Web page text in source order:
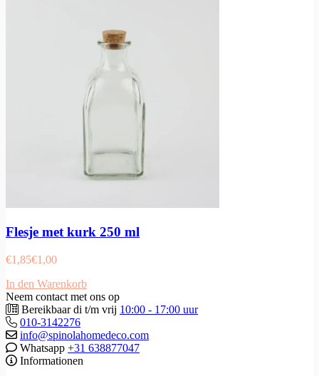
Flesje met kurk 250 ml
€1,85€1,00
In den Warenkorb
Neem contact met ons op
Bereikbaar di t/m vrij 10:00 - 17:00 uur
010-3142276
info@spinolahomedeco.com
Whatsapp +31 638877047
Informationen